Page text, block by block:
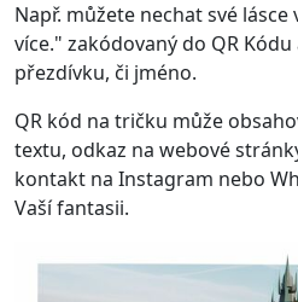
Např. můžete nechat své
více." zakódovaný do QR
přezdívku, či jméno.
QR kód na tričku může
textu, odkaz na webové
kontakt na Instagram nebo
Vaší fantasii.